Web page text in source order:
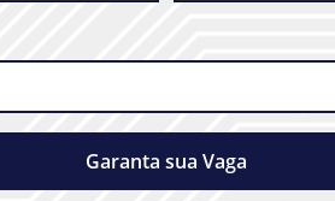
Garanta sua Vaga